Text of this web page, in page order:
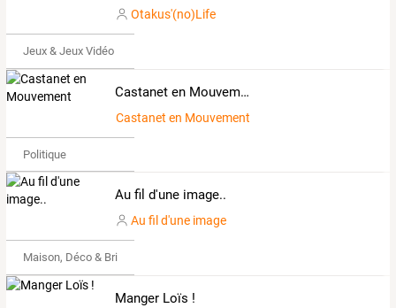
Otakus'(no)Life
Jeux & Jeux Vidéo
Castanet en Mouvement
Castanet en Mouvement
Politique
Au fil d'une image..
Au fil d'une image
Maison, Déco & Bricolage
Manger Loïs !